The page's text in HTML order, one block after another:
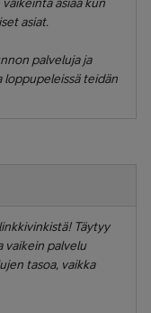
asiat.
palveluja ja
loppupeleissä teidän
Täytyy
vaikein palvelu
tasoa, vaikka